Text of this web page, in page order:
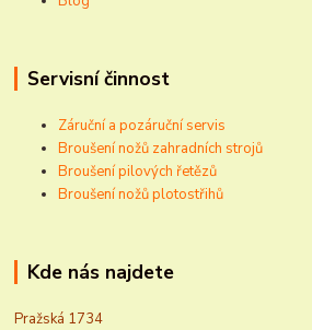
Servisní činnost
Záruční a pozáruční servis
Broušení nožů zahradních strojů
Broušení pilových řetězů
Broušení nožů plotostřihů
Kde nás najdete
Pražská 1734